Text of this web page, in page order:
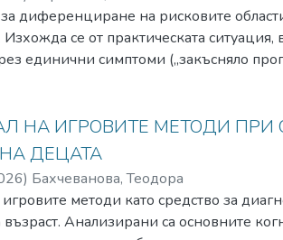
диференциране на рисковите
се от практическата ситуация,
единични симптоми („закъсняло
развитие рискът се разбира като
нето и съчетаването на
На тази основа се предлагат
риск, свързани с условията на
сензорни дефицити, психо-
дигитална експозиция), и (2)
проблеми при храненето и
НА ИГРОВИТЕ МЕТОДИ ПРИ
ДЕЦАТА
) Бахчеванова, Теодора
методи като средство за
Анализирани са основните